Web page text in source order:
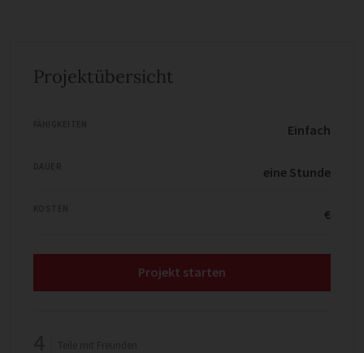
Projektübersicht
Einfach
eine Stunde
€
Projekt starten